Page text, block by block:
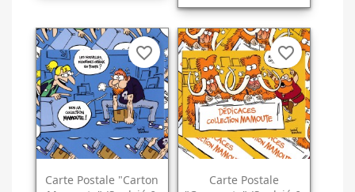
Carte Postale "Carton
favorite_border
Carte Postale
favorite_border